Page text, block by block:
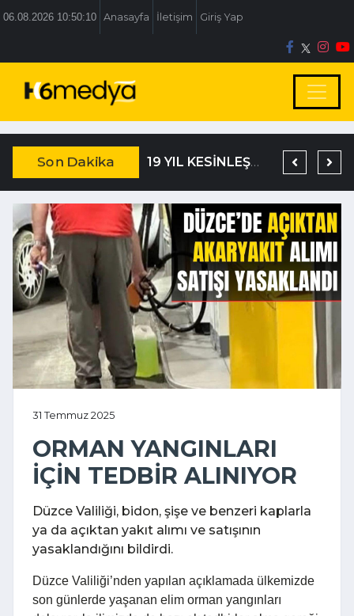
06.08.2026 10:50:11 Anasayfa İletişim Giriş Yap
Son Dakika 19 YIL KESİNLEŞMİŞ HAPİS CEZASIYLA ARANIYORDU
31 Temmuz 2025
ORMAN YANGINLARI
İÇİN TEDBİR ALINIYOR
Düzce Valiliği, bidon, şişe ve benzeri kaplarla
ya da açıktan yakıt alımı ve satışının
yasaklandığını bildirdi.
Düzce Valiliği’nden yapılan açıklamada ülkemizde
son günlerde yaşanan elim orman yangınları